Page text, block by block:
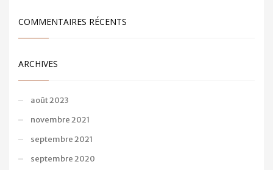
COMMENTAIRES RÉCENTS
ARCHIVES
août 2023
novembre 2021
septembre 2021
septembre 2020